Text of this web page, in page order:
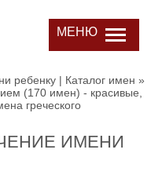
МЕНЮ
ребенку | Каталог имен »
(170 имен) - красивые,
греческого
ИМЕНИ